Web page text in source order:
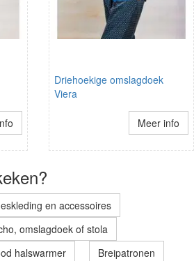
Driehoekige omslagdoek
Viera
Meer info
en accessoires
omslagdoek of stola
halswarmer
Breipatronen